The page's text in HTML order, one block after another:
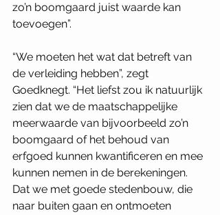
zo’n boomgaard juist waarde kan
toevoegen”.
“We moeten het wat dat betreft van
de verleiding hebben”, zegt
Goedknegt. “Het liefst zou ik natuurlijk
zien dat we de maatschappelijke
meerwaarde van bijvoorbeeld zo’n
boomgaard of het behoud van
erfgoed kunnen kwantificeren en mee
kunnen nemen in de berekeningen.
Dat we met goede stedenbouw, die
naar buiten gaan en ontmoeten